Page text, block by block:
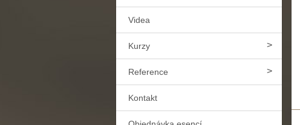
Videa
Kurzy
Reference
Kontakt